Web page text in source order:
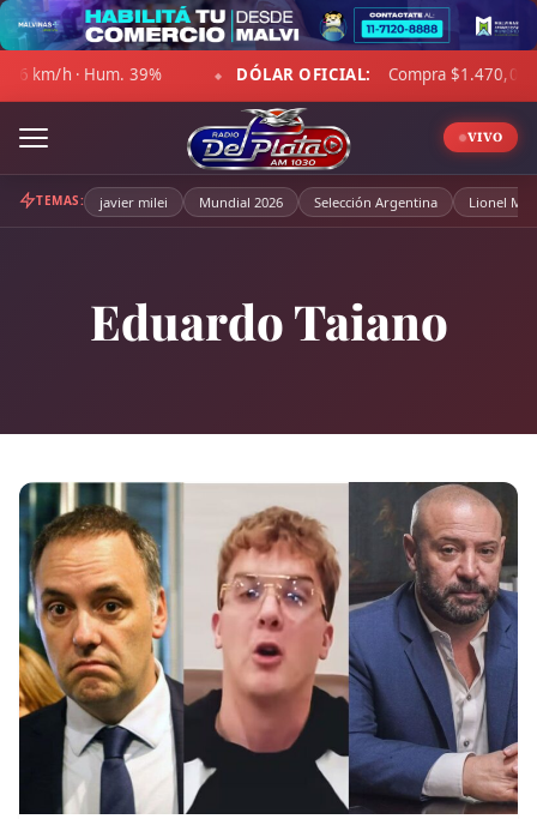
Skip
to
content
DÓLAR OFICIAL: Compra $1.470,00 · Venta $1.521,00
VIVO
TEMAS: javier milei Mundial 2026 Selección Argentina Lionel
Eduardo Taiano